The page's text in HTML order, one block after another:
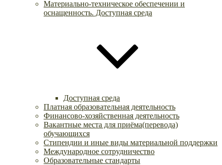
Материально-техническое обеспечении и
оснащенность. Доступная среда
Доступная среда
Платная образовательная деятельность
Финансово-хозяйственная деятельность
Вакантные места для приёма(перевода)
обучающихся
Стипендии и иные виды материальной поддержки
Международное сотрудничество
Образовательные стандарты